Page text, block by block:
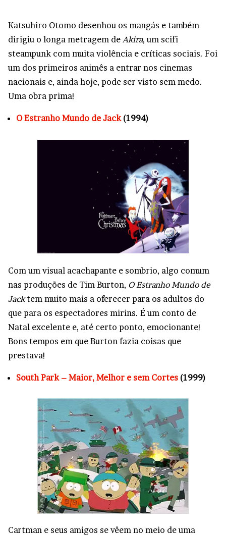
Katsuhiro Otomo desenhou os mangás e também
dirigiu o longa metragem de Akira, um scifi
steampunk com muita violência e críticas sociais. Foi
um dos primeiros animês a entrar nos cinemas
nacionais e, ainda hoje, pode ser visto sem medo.
Uma obra prima!
O Estranho Mundo de Jack(1994)
Com um visual acachapante e sombrio, algo comum
nas produções de Tim Burton, O Estranho Mundo de
Jacktem muito mais a oferecer para os adultos do
que para os espectadores mirins. É um conto de
Natal excelente e, até certo ponto, emocionante!
Bons tempos em que Burton fazia coisas que
prestava!
South Park – Maior, Melhor e sem Cortes (1999)
Cartman e seus amigos se vêem no meio de uma